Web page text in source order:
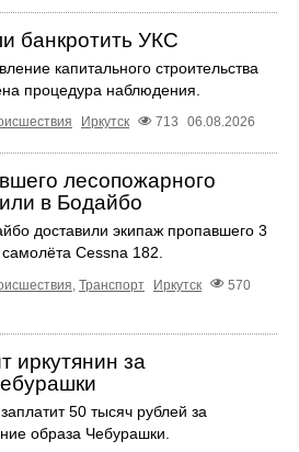
банкротить УКС
капитального строительства
процедура наблюдения.
Иркутск 713 06.08.2026
лесопожарного
в Бодайбо
доставили экипаж пропавшего 3
Cessna 182.
Транспорт Иркутск
570
иркутянин за
50 тысяч рублей за
образа Чебурашки.